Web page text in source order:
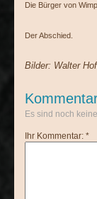
Die Bürger von
Der Abschied.
Bilder: Walter
Es sind noch
Ihr Kommentar: *